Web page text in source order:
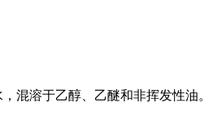
混溶于乙醇、乙醚和非挥发性油。